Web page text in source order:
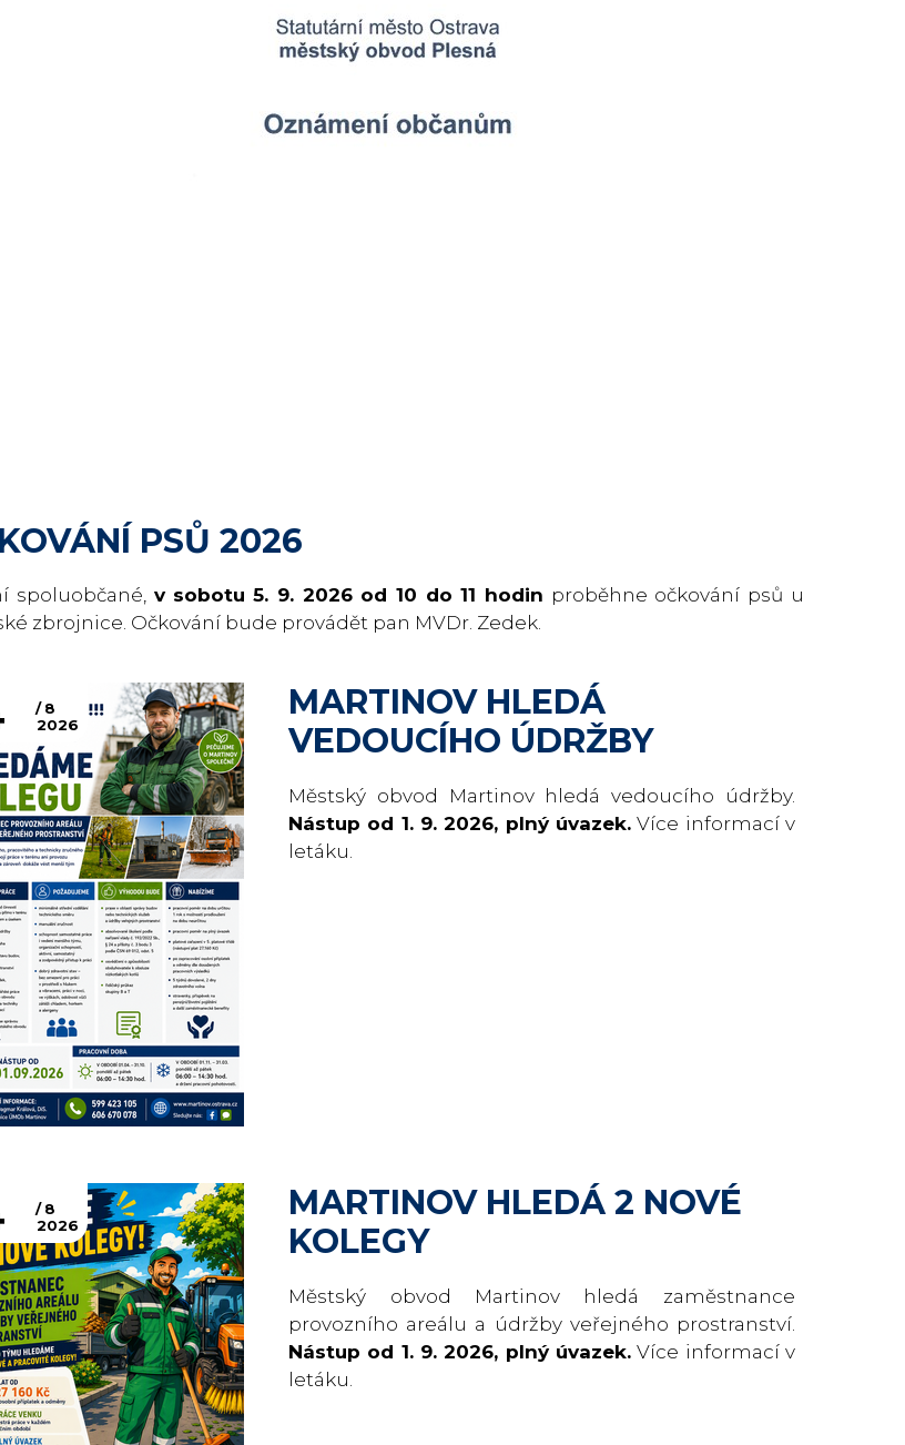
PSŮ 2026
spoluobčané, v sobotu 5. 9. 2026 od 10 do 11 hodin proběhne očkování psů u
zbrojnice. Očkování bude provádět pan MVDr. Zedek.
8
2026
MARTINOV HLEDÁ
VEDOUCÍHO ÚDRŽBY
Městský obvod Martinov hledá vedoucího údržby.
Nástup od 1. 9. 2026, plný úvazek.Více informací v
letáku.
8
2026
MARTINOV HLEDÁ 2 NOVÉ
KOLEGY
Městský obvod Martinov hledá zaměstnance
provozního areálu a údržby veřejného prostranství.
Nástup od 1. 9. 2026, plný úvazek.Více informací v
letáku.